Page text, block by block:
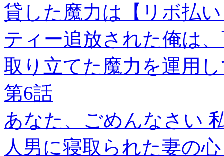
貸した魔力は【リボ払
ティー追放された俺は
取り立てた魔力を運用
第6話
あなた、ごめんなさい
人男に寝取られた妻の